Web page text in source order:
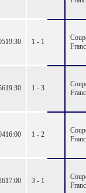
19:30 1 - 1
19:30 1 - 3
16:00 1 - 2
17:00 3 - 1